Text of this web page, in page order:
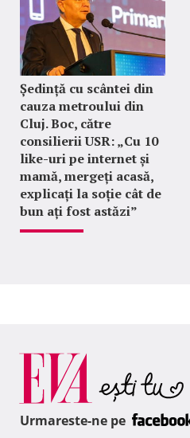
Ședință cu scântei din
cauza metroului din
Cluj. Boc, către
consilierii USR: „Cu 10
like-uri pe internet și
mamă, mergeți acasă,
explicați la soție cât de
bun ați fost astăzi”
Urmareste-ne pe